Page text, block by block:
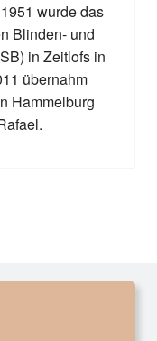
wurde das
Blinden- und
in Zeitlofs in
übernahm
Hammelburg